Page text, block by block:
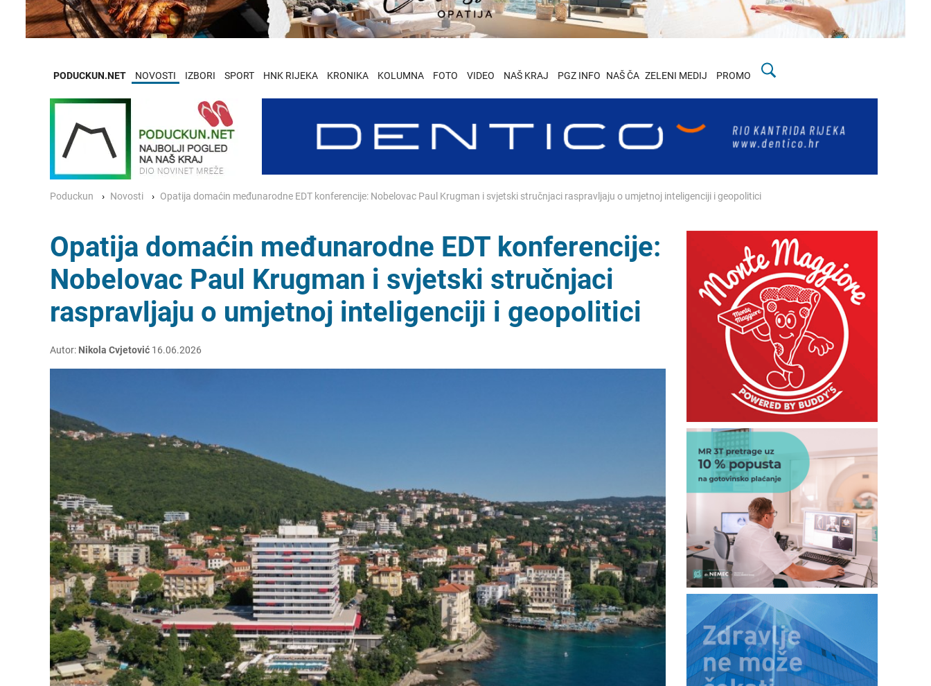
PODUCKUN.NET NOVOSTI IZBORI SPORT HNK RIJEKA KRONIKA KOLUMNA FOTO VIDEO NAŠ KRAJ PGZ INFO NAŠ ČA ZELENI MEDIJ PROMO
Poduckun Novosti Opatija domaćin međunarodne EDT konferencije: Nobelovac Paul Krugman i svjetski stručnjaci raspravljaju o umjetnoj inteligenciji i geopolitici
Opatija domaćin međunarodne EDT konferencije:
Nobelovac Paul Krugman i svjetski stručnjaci
raspravljaju o umjetnoj inteligenciji i geopolitici
Autor: Nikola Cvjetović 16.06.2026